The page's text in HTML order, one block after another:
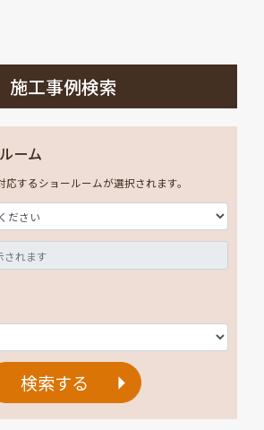
施工事例検索
ーム
するショールームが選択されます。
検索する